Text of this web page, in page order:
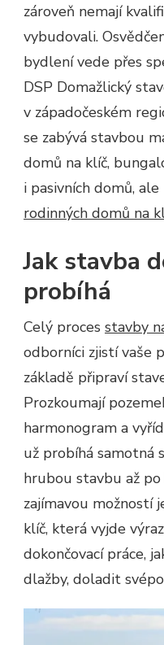
zároveň nemají
vybudovali.
bydlení vede přes
DSP Domažlický
v západočeském
se zabývá stavbou
domů na klíč,
i pasivních domů,
rodinných domů na
Jak stavba
probíhá
Celý proces stavby
odborníci zjistí vaše
základě připraví
Prozkoumají
harmonogram a
už probíhá samotná
hrubou stavbu až po
zajímavou možností
klíč, která vyjde
dokončovací práce,
dlažby, doladit